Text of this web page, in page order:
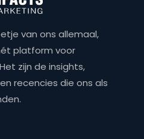
van ons allemaal,
platform voor
zijn de insights,
recencies die ons als